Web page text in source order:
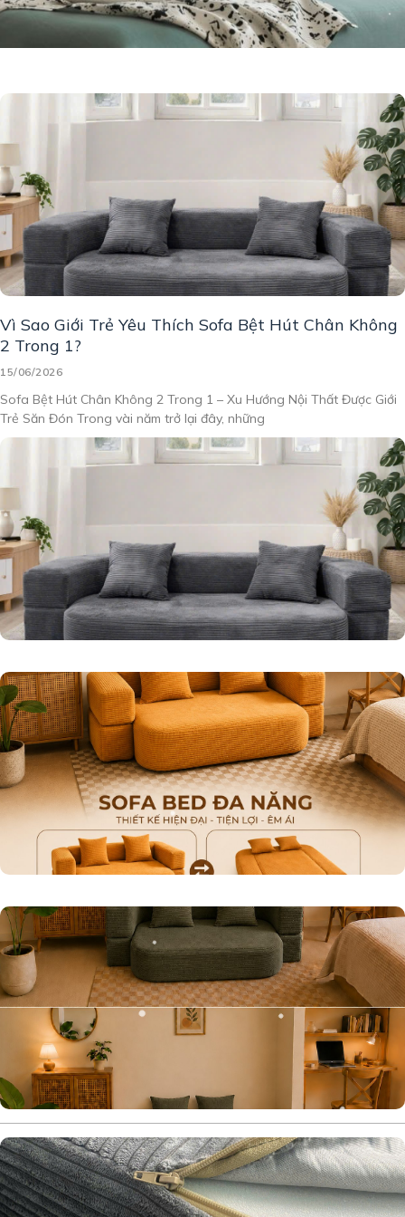
Vì Sao Giới Trẻ Yêu Thích Sofa Bệt Hút Chân Không
2 Trong 1?
15/06/2026
Sofa Bệt Hút Chân Không 2 Trong 1 – Xu Hướng Nội Thất Được Giới
Trẻ Săn Đón Trong vài năm trở lại đây, những